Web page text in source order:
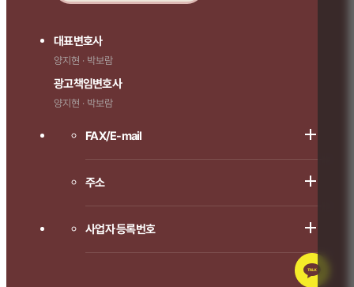
대표변호사
양지현 · 박보람
광고책임변호사
양지현 · 박보람
FAX/E-mail
주소
사업자 등록번호